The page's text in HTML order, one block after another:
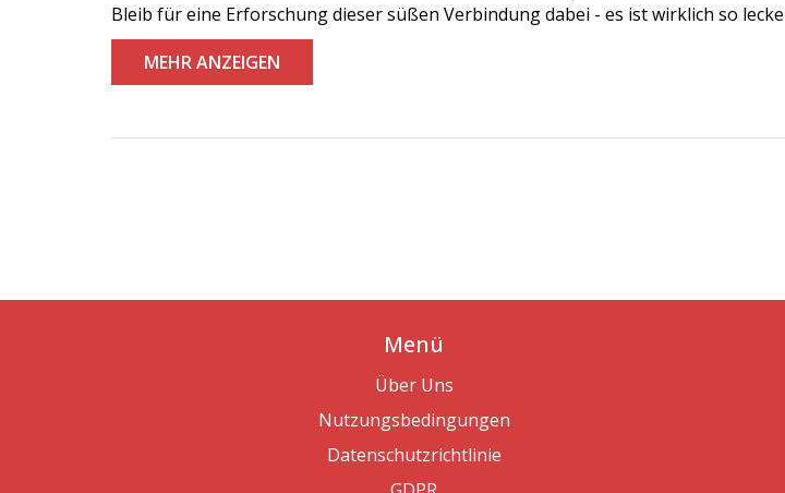
Bleib für eine Erforschung dieser süßen Verbindung dabei - es ist wirklich so
MEHR ANZEIGEN
Menü
Über Uns
Nutzungsbedingungen
Datenschutzrichtlinie